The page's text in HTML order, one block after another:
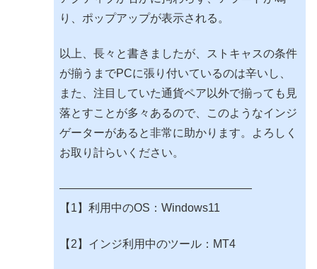
り、ポップアップが表示される。
以上、長々と書きましたが、ストキャスの条件
が揃うまでPCに張り付いているのは辛いし、
また、注目していた通貨ペア以外で揃っても見
落とすことが多々あるので、このようなインジ
ゲーターがあると非常に助かります。よろしく
お取り計らいください。
—————————————————
【1】利用中のOS：Windows11
【2】インジ利用中のツール：MT4